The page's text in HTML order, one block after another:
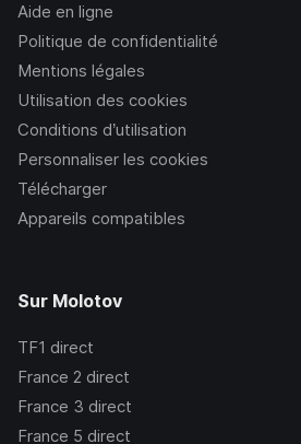
Aide en ligne
Politique de confidentialité
Mentions légales
Utilisation des cookies
Conditions d’utilisation
Personnaliser les cookies
Télécharger
Appareils compatibles
Sur Molotov
TF1 direct
France 2 direct
France 3 direct
France 5 direct